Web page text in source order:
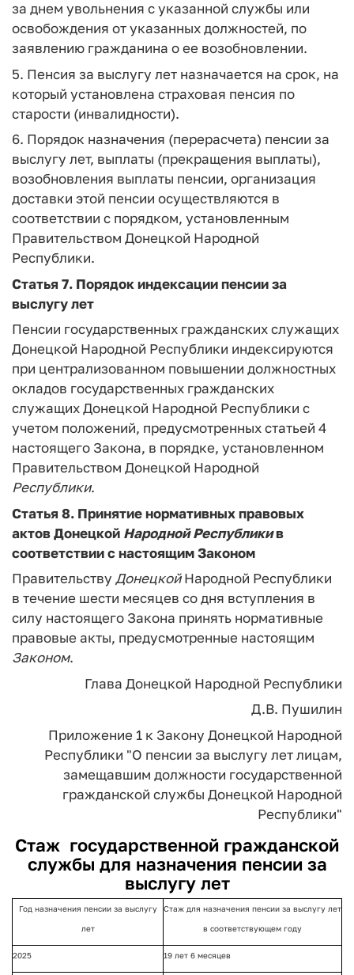
за днем увольнения с указанной службы или
освобождения от указанных должностей, по
заявлению гражданина о ее возобновлении.
5. Пенсия за выслугу лет назначается на срок, на
который установлена страховая пенсия по
старости (инвалидности).
6. Порядок назначения (перерасчета) пенсии за
выслугу лет, выплаты (прекращения выплаты),
возобновления выплаты пенсии, организация
доставки этой пенсии осуществляются в
соответствии с порядком, установленным
Правительством Донецкой Народной
Республики.
Статья 7. Порядок индексации пенсии за
выслугу лет
Пенсии государственных гражданских служащих
Донецкой Народной Республики индексируются
при централизованном повышении должностных
окладов государственных гражданских
служащих Донецкой Народной Республики с
учетом положений, предусмотренных статьей 4
настоящего Закона, в порядке, установленном
Правительством Донецкой Народной
Республики.
Статья 8. Принятие нормативных правовых
актов Донецкой Народной Республикив
соответствии с настоящим Законом
Правительству ДонецкойНародной Республики
в течение шести месяцев со дня вступления в
силу настоящего Закона принять нормативные
правовые акты, предусмотренные настоящим
Законом.
Глава Донецкой Народной Республики
Д.В. Пушилин
Приложение 1 к Закону Донецкой Народной
Республики "О пенсии за выслугу лет лицам,
замещавшим должности государственной
гражданской службы Донецкой Народной
Республики"
Стаж государственной гражданской
службы для назначения пенсии за
выслугу лет
Год назначения пенсии за выслугу
лет
Стаж для назначения пенсии за выслугу лет
в соответствующем году
2025 19 лет 6 месяцев